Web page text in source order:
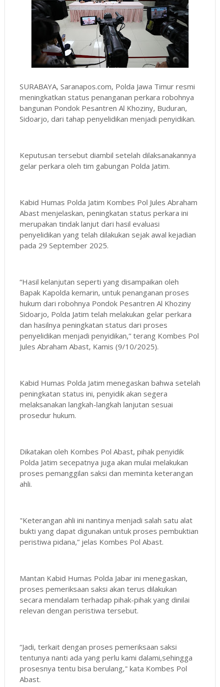
SURABAYA, Saranapos.com, Polda Jawa Timur resmi
meningkatkan status penanganan perkara robohnya
bangunan Pondok Pesantren Al Khoziny, Buduran,
Sidoarjo, dari tahap penyelidikan menjadi penyidikan.
Keputusan tersebut diambil setelah dilaksanakannya
gelar perkara oleh tim gabungan Polda Jatim.
Kabid Humas Polda Jatim Kombes Pol Jules Abraham
Abast menjelaskan, peningkatan status perkara ini
merupakan tindak lanjut dari hasil evaluasi
penyelidikan yang telah dilakukan sejak awal kejadian
pada 29 September 2025.
“Hasil kelanjutan seperti yang disampaikan oleh
Bapak Kapolda kemarin, untuk penanganan proses
hukum dari robohnya Pondok Pesantren Al Khoziny
Sidoarjo, Polda Jatim telah melakukan gelar perkara
dan hasilnya peningkatan status dari proses
penyelidikan menjadi penyidikan,” terang Kombes Pol
Jules Abraham Abast, Kamis (9/10/2025).
Kabid Humas Polda Jatim menegaskan bahwa setelah
peningkatan status ini, penyidik akan segera
melaksanakan langkah-langkah lanjutan sesuai
prosedur hukum.
Dikatakan oleh Kombes Pol Abast, pihak penyidik
Polda Jatim secepatnya juga akan mulai melakukan
proses pemanggilan saksi dan meminta keterangan
ahli.
"Keterangan ahli ini nantinya menjadi salah satu alat
bukti yang dapat digunakan untuk proses pembuktian
peristiwa pidana,” jelas Kombes Pol Abast.
Mantan Kabid Humas Polda Jabar ini menegaskan,
proses pemeriksaan saksi akan terus dilakukan
secara mendalam terhadap pihak-pihak yang dinilai
relevan dengan peristiwa tersebut.
“Jadi, terkait dengan proses pemeriksaan saksi
tentunya nanti ada yang perlu kami dalami,sehingga
prosesnya tentu bisa berulang," kata Kombes Pol
Abast.